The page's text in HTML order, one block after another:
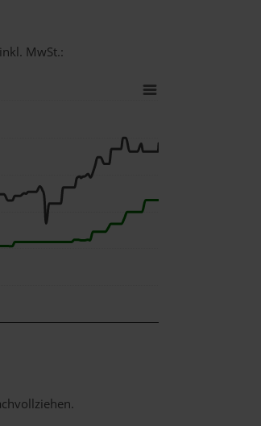
MwSt.: